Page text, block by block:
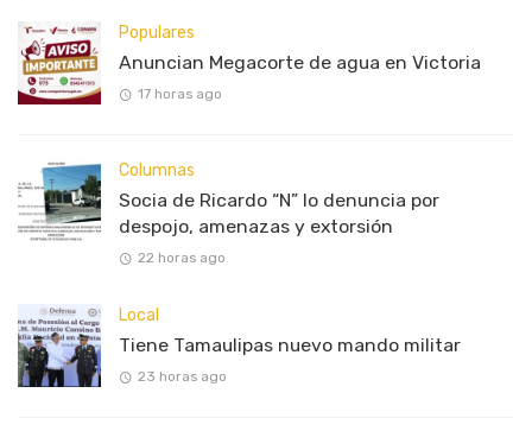
Populares
Anuncian Megacorte de agua en Victoria
17 horas ago
Columnas
Socia de Ricardo “N” lo denuncia por
despojo, amenazas y extorsión
22 horas ago
Local
Tiene Tamaulipas nuevo mando militar
23 horas ago